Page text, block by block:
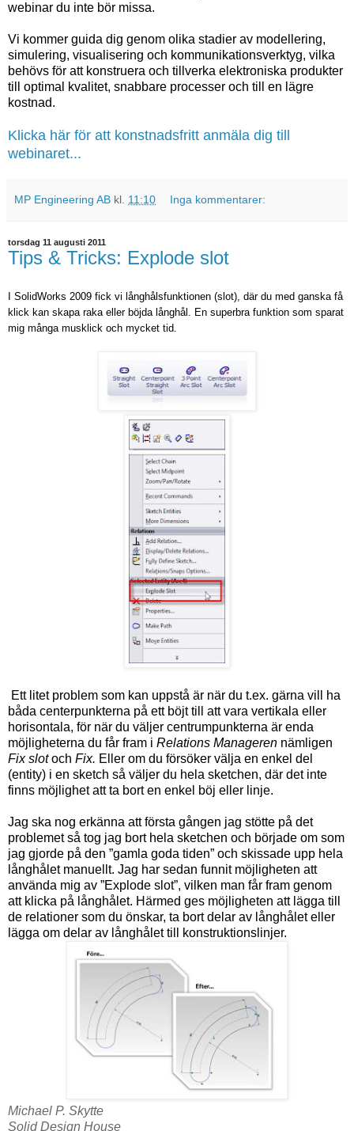
webinar du inte bör missa.
Vi kommer guida dig genom olika stadier av modellering,
simulering, visualisering och kommunikationsverktyg, vilka
behövs för att konstruera och tillverka elektroniska produkter
till optimal kvalitet, snabbare processer och till en lägre
kostnad.
Klicka här för att konstnadsfritt anmäla dig till
webinaret...
MP Engineering AB kl. 11:10 Inga kommentarer:
torsdag 11 augusti 2011
Tips & Tricks: Explode slot
I SolidWorks 2009 fick vi långhålsfunktionen (slot), där du med ganska få
klick kan skapa raka eller böjda långhål. En superbra funktion som sparat
mig många musklick och mycket tid.
Ett litet problem som kan uppstå är när du t.ex. gärna vill ha
båda centerpunkterna på ett böjt till att vara vertikala eller
horisontala, för när du väljer centrumpunkterna är enda
möjligheterna du får fram i Relations Manageren nämligen
Fix slotoch Fix. Eller om du försöker välja en enkel del
(entity) i en sketch så väljer du hela sketchen, där det inte
finns möjlighet att ta bort en enkel böj eller linje.
Jag ska nog erkänna att första gången jag stötte på det
problemet så tog jag bort hela sketchen och började om som
jag gjorde på den ”gamla goda tiden” och skissade upp hela
långhålet manuellt. Jag har sedan funnit möjligheten att
använda mig av ”Explode slot”, vilken man får fram genom
att klicka på långhålet. Härmed ges möjligheten att lägga till
de relationer som du önskar, ta bort delar av långhålet eller
lägga om delar av långhålet till konstruktionslinjer.
Michael P. Skytte
Solid Design House